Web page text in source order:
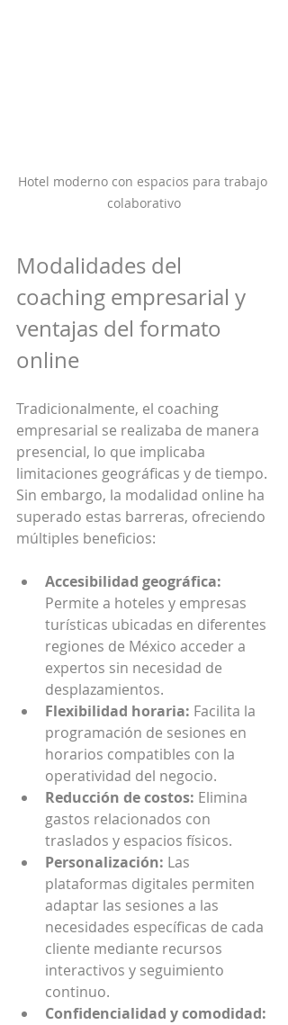
Hotel moderno con espacios para trabajo
colaborativo
Modalidades del
coaching empresarial y
ventajas del formato
online
Tradicionalmente, el coaching
empresarial se realizaba de manera
presencial, lo que implicaba
limitaciones geográficas y de tiempo.
Sin embargo, la modalidad online ha
superado estas barreras, ofreciendo
múltiples beneficios:
Accesibilidad geográfica:
Permite a hoteles y empresas
turísticas ubicadas en diferentes
regiones de México acceder a
expertos sin necesidad de
desplazamientos.
Flexibilidad horaria: Facilita la
programación de sesiones en
horarios compatibles con la
operatividad del negocio.
Reducción de costos: Elimina
gastos relacionados con
traslados y espacios físicos.
Personalización: Las
plataformas digitales permiten
adaptar las sesiones a las
necesidades específicas de cada
cliente mediante recursos
interactivos y seguimiento
continuo.
Confidencialidad y comodidad: